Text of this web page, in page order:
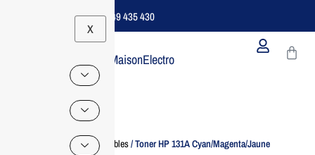
Support B2B Dédié | 06 49 435 430
X
MaisonElectro
/Consommables/ Toner HP 131A Cyan/Magenta/Jaune